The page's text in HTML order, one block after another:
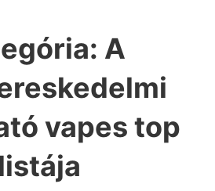
A
vapes top
listája